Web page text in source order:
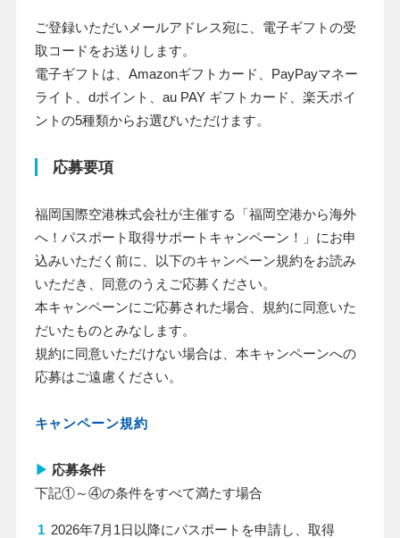
ご登録いただいメールアドレス宛に、電子ギフトの受
取コードをお送りします。
電子ギフトは、Amazonギフトカード、PayPayマネー
ライト、dポイント、au PAY ギフトカード、楽天ポイ
ントの5種類からお選びいただけます。
応募要項
福岡国際空港株式会社が主催する「福岡空港から海外
へ！パスポート取得サポートキャンペーン！」にお申
込みいただく前に、以下のキャンペーン規約をお読み
いただき、同意のうえご応募ください。
本キャンペーンにご応募された場合、規約に同意いた
だいたものとみなします。
規約に同意いただけない場合は、本キャンペーンへの
応募はご遠慮ください。
キャンペーン規約
▶ 応募条件
下記①～④の条件をすべて満たす場合
2026年7月 1 日以降にパスポートを申請し、取得